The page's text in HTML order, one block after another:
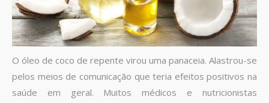
O óleo de coco de repente virou uma panaceia. Alastrou-se
pelos meios de comunicação que teria efeitos positivos na
saúde em geral. Muitos médicos e nutricionistas